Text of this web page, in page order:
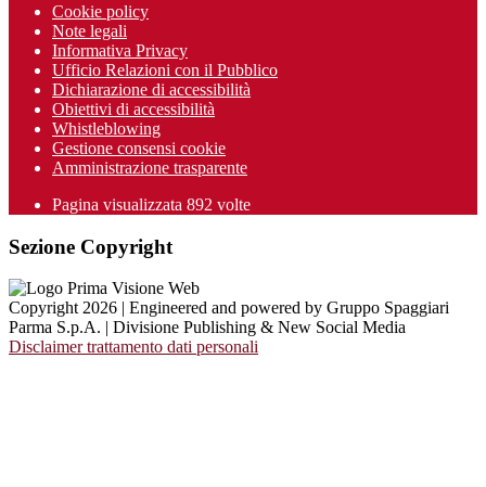
Cookie policy
Note legali
Informativa Privacy
Ufficio Relazioni con il Pubblico
Dichiarazione di accessibilità
Obiettivi di accessibilità
Whistleblowing
Gestione consensi cookie
Amministrazione trasparente
Pagina visualizzata 892 volte
Sezione Copyright
Copyright 2026 | Engineered and powered by Gruppo Spaggiari
Parma S.p.A. | Divisione Publishing & New Social Media
Disclaimer trattamento dati personali